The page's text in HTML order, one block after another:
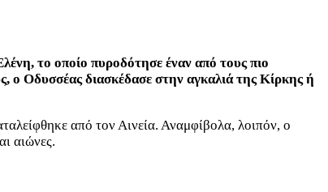
το οποίο πυροδότησε έναν από τους πιο
ο Οδυσσέας διασκέδασε στην αγκαλιά της Κίρκης ή
από τον Αινεία. Αναμφίβολα, λοιπόν, ο
αιώνες.